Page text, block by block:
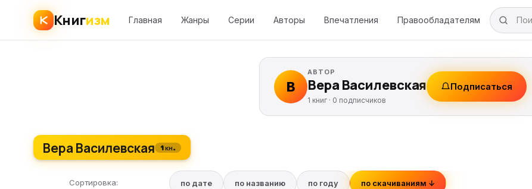
Книгизм Главная Жанры Серии Авторы Впечатления Правообладателям
В
АВТОР
Вера Василевская
1 книг · 0 подписчиков
Подписаться
Вера Василевская 1 кн.
Сортировка: по дате по названию по году по скачиваниям ↓